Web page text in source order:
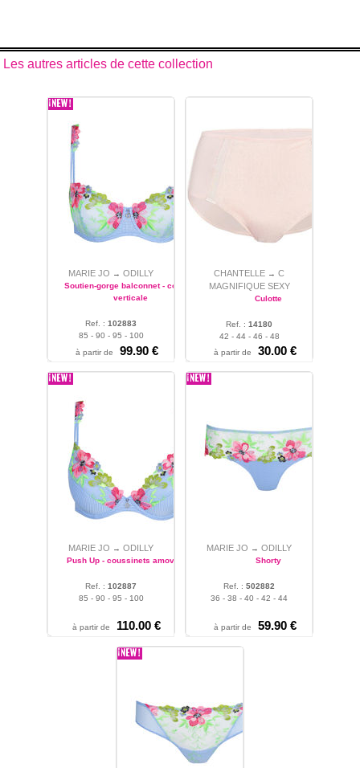
Les autres articles de cette collection
MARIE JO → ODILLY
Soutien-gorge balconnet - couture
verticale
Ref. : 102883
85 - 90 - 95 - 100
à partir de
99.90€
CHANTELLE → C
MAGNIFIQUE SEXY
Culotte
Ref. : 14180
42 - 44 - 46 - 48
à partir de
30.00€
MARIE JO → ODILLY
Push Up - coussinets amovibles
Ref. : 102887
85 - 90 - 95 - 100
à partir de 110.00 €
MARIE JO → ODILLY
Shorty
Ref. : 502882
36 - 38 - 40 - 42 - 44
à partir de 59.90€